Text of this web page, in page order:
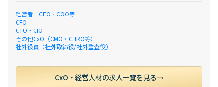
経営者・CEO・COO等
CFO
CTO・CIO
その他CxO（CMO・CHRO等）
社外役員（社外取締役/社外監査役）
CxO・経営人材の求人一覧を見る